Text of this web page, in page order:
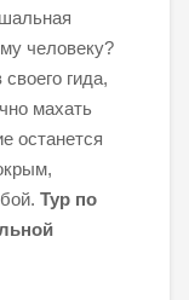
человеку?
гида,
махать
останется
Тур по